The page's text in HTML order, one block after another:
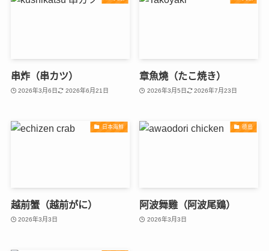
串炸（串カツ）
2026年3月6日 2026年6月21日
章魚燒（たこ焼き）
2026年3月5日 2026年7月23日
日本海鮮
越前蟹（越前がに）
2026年3月3日
德島
阿波舞雞（阿波尾鶏）
2026年3月3日